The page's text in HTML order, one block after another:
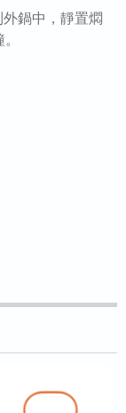
鍋中，靜置燜